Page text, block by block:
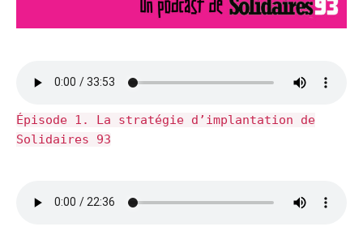
Épisode 1. La stratégie d’implantation de
Solidaires 93